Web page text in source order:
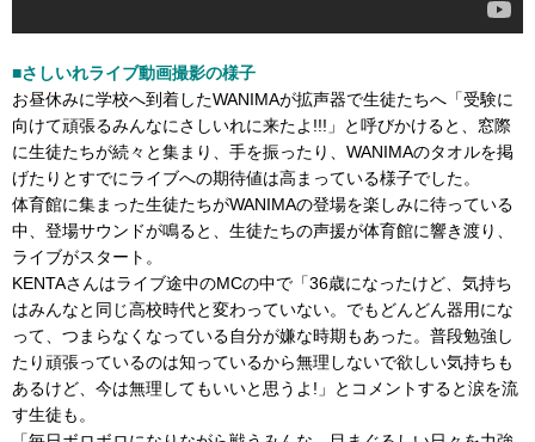
■さしいれライブ動画撮影の様子
お昼休みに学校へ到着したWANIMAが拡声器で生徒たちへ「受験に
向けて頑張るみんなにさしいれに来たよ!!!」と呼びかけると、窓際
に生徒たちが続々と集まり、手を振ったり、WANIMAのタオルを掲
げたりとすでにライブへの期待値は高まっている様子でした。
体育館に集まった生徒たちがWANIMAの登場を楽しみに待っている
中、登場サウンドが鳴ると、生徒たちの声援が体育館に響き渡り、
ライブがスタート。
KENTAさんはライブ途中のMCの中で「36歳になったけど、気持ち
はみんなと同じ高校時代と変わっていない。でもどんどん器用にな
って、つまらなくなっている自分が嫌な時期もあった。普段勉強し
たり頑張っているのは知っているから無理しないで欲しい気持ちも
あるけど、今は無理してもいいと思うよ!」とコメントすると涙を流
す生徒も。